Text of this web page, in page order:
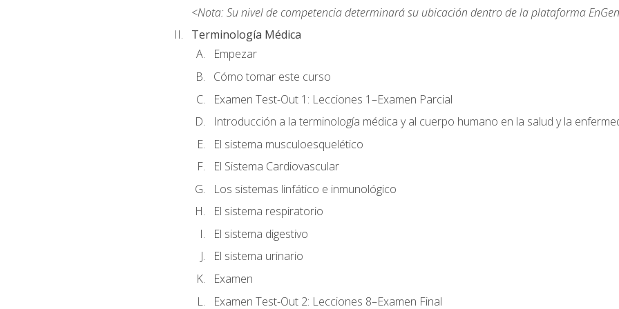
<Nota: Su nivel de competencia determinará su ubicación dentro de la plataforma
Terminología Médica
Empezar
Cómo tomar este curso
Examen Test-Out 1: Lecciones 1–Examen Parcial
Introducción a la terminología médica y al cuerpo humano en la salud y la
El sistema musculoesquelético
El Sistema Cardiovascular
Los sistemas linfático e inmunológico
El sistema respiratorio
El sistema digestivo
El sistema urinario
Examen
Examen Test-Out 2: Lecciones 8–Examen Final